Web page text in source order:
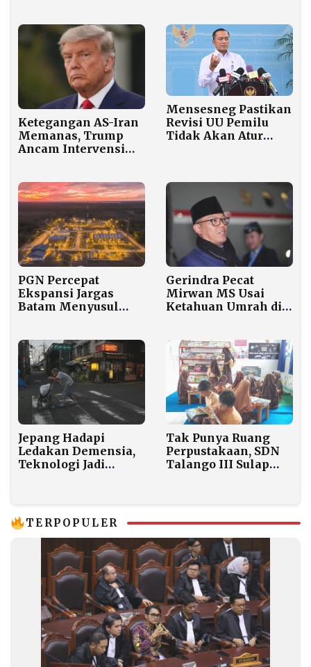
Ketegangan AS-Iran
Memanas, Trump
Ancam Intervensi
Mensesneg Pastikan
Revisi UU Pemilu
Tidak Akan Atur
PGN Percepat
Ekspansi Jargas
Batam Menyusul
Gerindra Pecat
Mirwan MS Usai
Ketahuan Umrah di
Jepang Hadapi
Ledakan Demensia,
Teknologi Jadi
Tak Punya Ruang
Perpustakaan, SDN
Talango III Sulap
TERPOPULER